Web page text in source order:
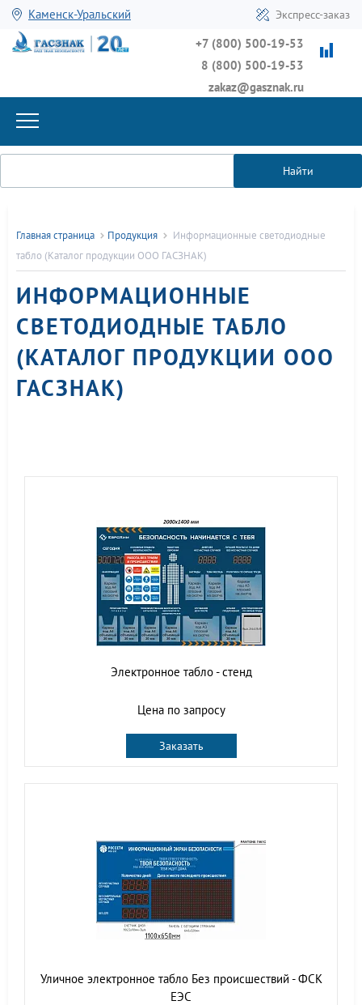
Каменск-Уральский Экспресс-заказ
+7 (800) 500-19-53
8 (800) 500-19-53
zakaz@gasznak.ru
Найти
Главная страница Продукция
Информационные светодиодные
табло (Каталог продукции ООО ГАСЗНАК)
ИНФОРМАЦИОННЫЕ
СВЕТОДИОДНЫЕ ТАБЛО
(КАТАЛОГ ПРОДУКЦИИ ООО
ГАСЗНАК)
Электронное табло - стенд
Цена по запросу
Заказать
Уличное электронное табло Без происшествий - ФСК
ЕЭС